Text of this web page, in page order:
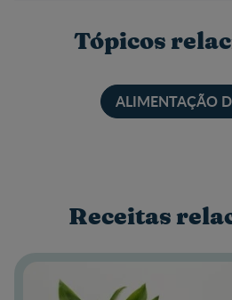
Tópicos
ALIMENTAÇÃO
Receitas